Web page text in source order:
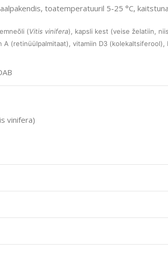
toatemperatuuril 5-25 °C,
(Vitis vinifera), kapsli kest (veise želatiin,
A (retinüülpalmitaat), vitamiin D3
vinifera)